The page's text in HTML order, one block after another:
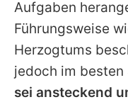
Aufgaben
Führungsweise
Herzogtums
jedoch im besten
sei ansteckend